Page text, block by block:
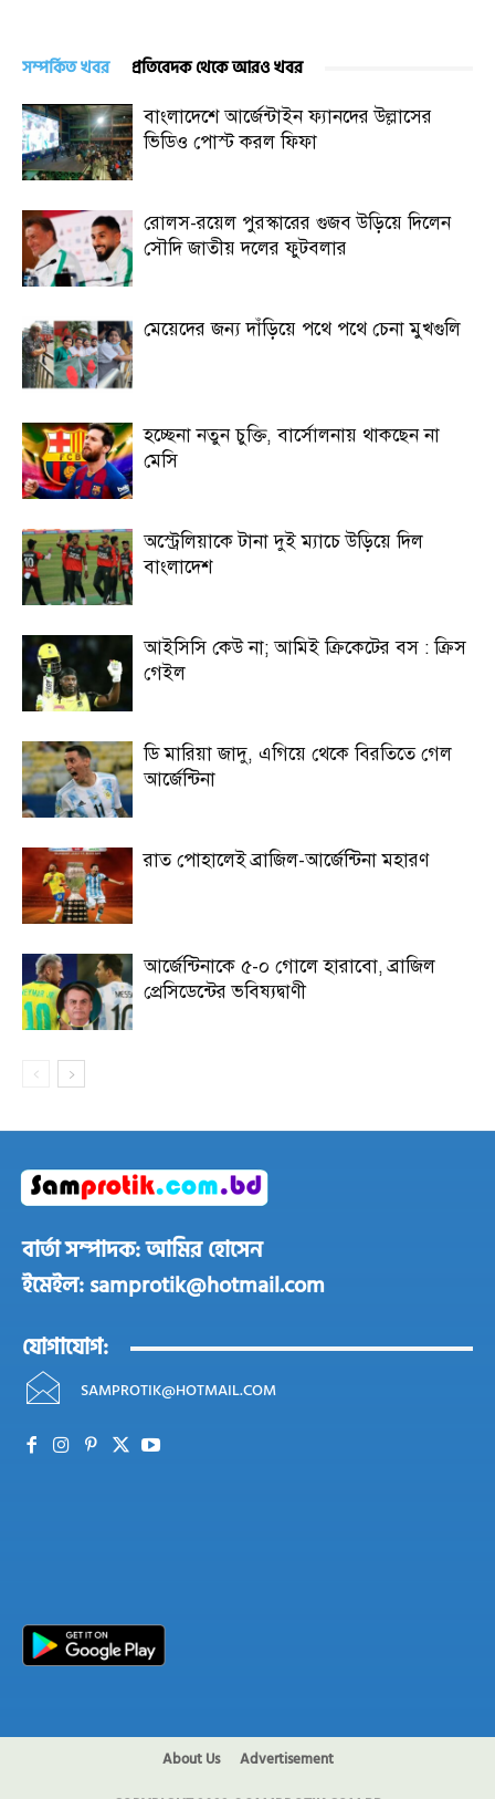
সম্পর্কিত খবর প্রতিবেদক থেকে আরও খবর
বাংলাদেশে আর্জেন্টাইন ফ্যানদের উল্লাসের
ভিডিও পোস্ট করল ফিফা
রোলস-রয়েল পুরস্কারের গুজব উড়িয়ে দিলেন
সৌদি জাতীয় দলের ফুটবলার
মেয়েদের জন্য দাঁড়িয়ে পথে পথে চেনা মুখগুলি
হচ্ছেনা নতুন চুক্তি, বার্সোলনায় থাকছেন না
মেসি
অস্ট্রেলিয়াকে টানা দুই ম্যাচে উড়িয়ে দিল
বাংলাদেশ
আইসিসি কেউ না; আমিই ক্রিকেটের বস : ক্রিস
গেইল
ডি মারিয়া জাদু, এগিয়ে থেকে বিরতিতে গেল
আর্জেন্টিনা
রাত পোহালেই ব্রাজিল-আর্জেন্টিনা মহারণ
আর্জেন্টিনাকে ৫-০ গোলে হারাবো, ব্রাজিল
প্রেসিডেন্টের ভবিষ্যদ্বাণী
বার্তা সম্পাদক: আমির হোসেন
ইমেইল: samprotik@hotmail.com
যোগাযোগ:
SAMPROTIK@HOTMAIL.COM
About Us Advertisement